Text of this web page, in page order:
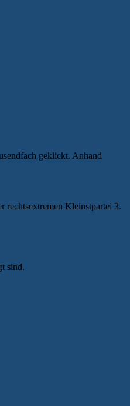
geklickt. Anhand
rechtsextremen Kleinstpartei 3.
sind.